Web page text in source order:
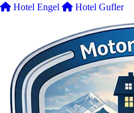
Hotel Engel Hotel Gufler